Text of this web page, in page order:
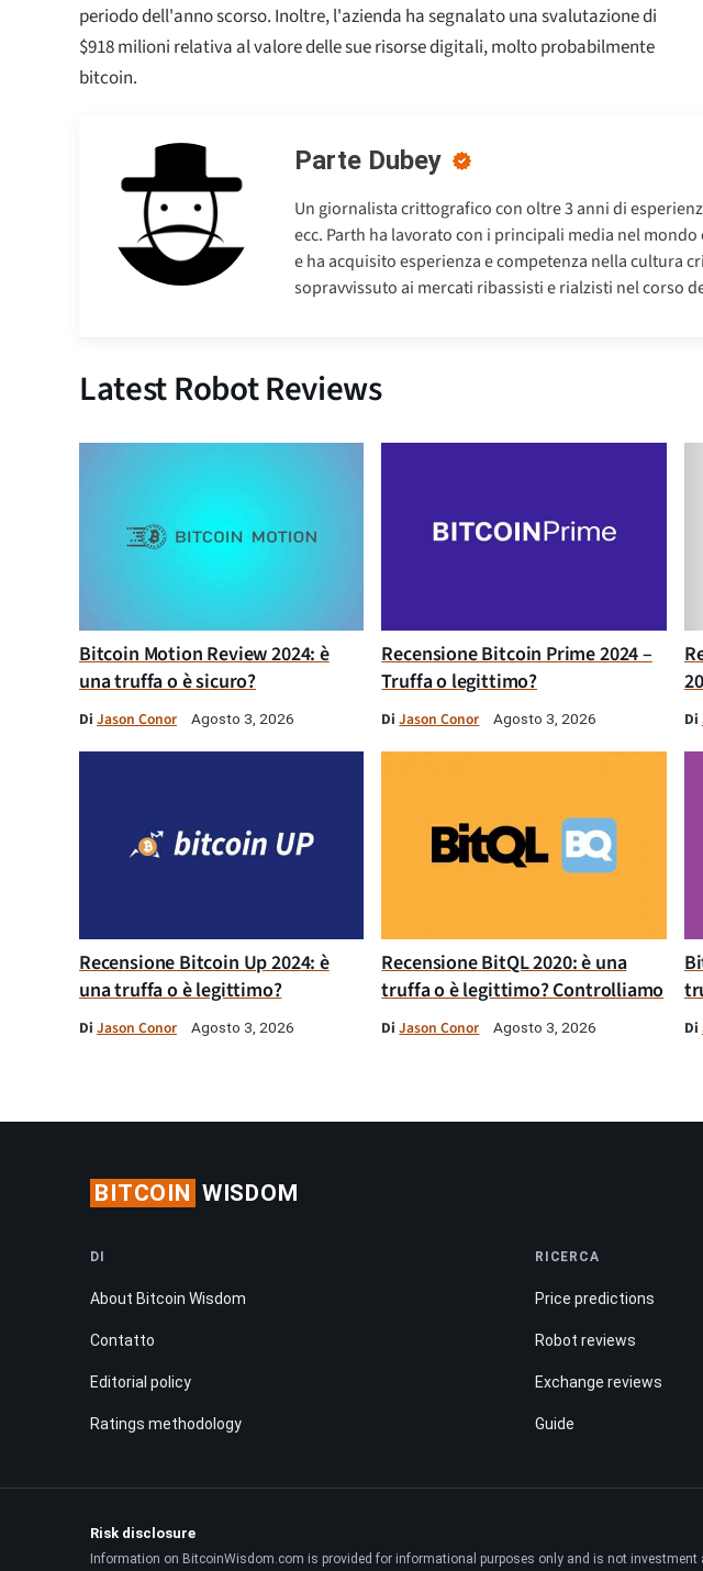
periodo dell'anno scorso. Inoltre, l'azienda ha segnalato una svalutazione di
$918 milioni relativa al valore delle sue risorse digitali, molto probabilmente
bitcoin.
Parte Dubey
Un giornalista crittografico con oltre 3 anni di
ecc. Parth ha lavorato con i principali media nel
e ha acquisito esperienza e competenza nella cultura
sopravvissuto ai mercati ribassisti e rialzisti nel corso
Latest Robot Reviews
Bitcoin Motion Review 2024: è
una truffa o è sicuro?
Di Jason Conor Agosto 3, 2026
Recensione Bitcoin Prime 2024 –
Truffa o legittimo?
DiJason Conor Agosto 3, 2026 Di
Recensione Bitcoin Up 2024: è
una truffa o è legittimo?
Di Jason Conor Agosto 3, 2026
Recensione BitQL 2020: è una
truffa o è legittimo? Controlliamo
DiJason Conor Agosto 3, 2026 Di
BITCOIN WISDOM
DI
About Bitcoin Wisdom
Contatto
Editorial policy
Ratings methodology
RICERCA
Price predictions
Robot reviews
Exchange reviews
Guide
Risk disclosure
Information on BitcoinWisdom.com is provided for informational purposes only and is not investment